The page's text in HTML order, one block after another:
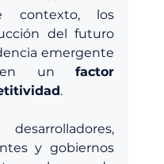
los
del futuro
emergente
en un factor
.
y gobiernos